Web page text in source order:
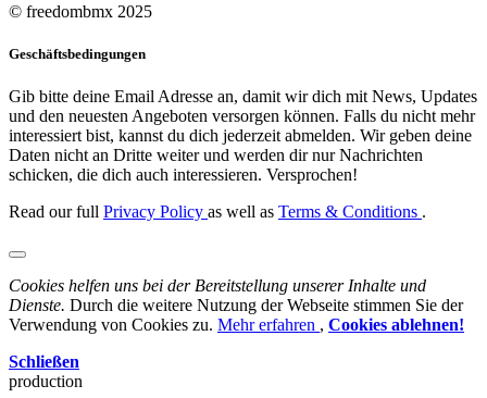
© freedombmx 2025
Geschäftsbedingungen
Gib bitte deine Email Adresse an, damit wir dich mit News, Updates
und den neuesten Angeboten versorgen können. Falls du nicht mehr
interessiert bist, kannst du dich jederzeit abmelden. Wir geben deine
Daten nicht an Dritte weiter und werden dir nur Nachrichten
schicken, die dich auch interessieren. Versprochen!
Read our full Privacy Policy as well as Terms & Conditions .
Cookies helfen uns bei der Bereitstellung unserer Inhalte und
Dienste. Durch die weitere Nutzung der Webseite stimmen Sie der
Verwendung von Cookies zu. Mehr erfahren , Cookies ablehnen!
Schließen
production